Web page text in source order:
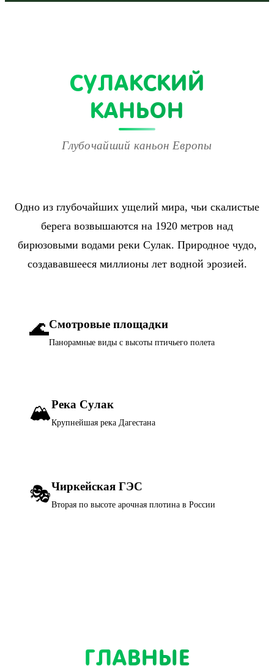
СУЛАКСКИЙ
КАНЬОН
Глубочайший каньон Европы
Одно из глубочайших ущелий мира, чьи скалистые
берега возвышаются на 1920 метров над
бирюзовыми водами реки Сулак. Природное чудо,
создававшееся миллионы лет водной эрозией.
🌊Смотровые площадки
Панорамные виды с высоты птичьего полета
🏔️Река Сулак
Крупнейшая река Дагестана
🎭Чиркейская ГЭС
Вторая по высоте арочная плотина в России
ГЛАВНЫЕ